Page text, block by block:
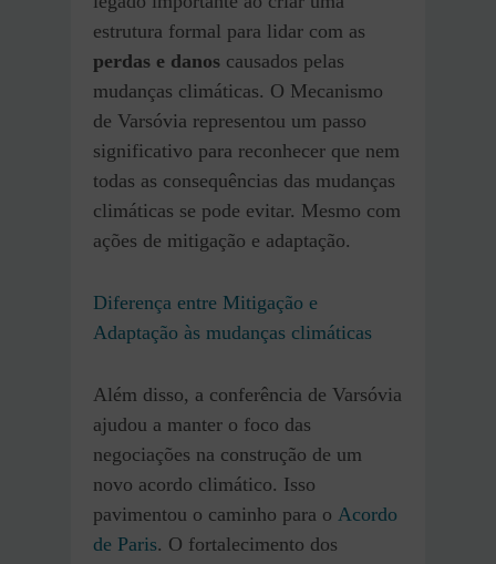
estrutura formal para lidar com as
perdas e danos causados pelas
mudanças climáticas. O Mecanismo
de Varsóvia representou um passo
significativo para reconhecer que nem
todas as consequências das mudanças
climáticas se pode evitar. Mesmo com
ações de mitigação e adaptação.
Diferença entre Mitigação e
Adaptação às mudanças climáticas
Além disso, a conferência de Varsóvia
ajudou a manter o foco das
negociações na construção de um
novo acordo climático. Isso
pavimentou o caminho para o Acordo
de Paris. O fortalecimento dos